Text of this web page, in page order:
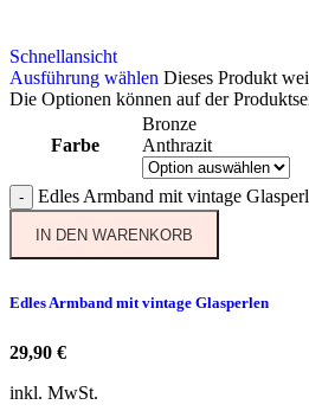
Schnellansicht
Ausführung wählen Dieses Produkt
Die Optionen können auf der
Farbe
Bronze
Anthrazit
- Edles Armband mit vintage
IN DEN WARENKORB
Edles Armband mit vintage Glasperlen
29,90 €
inkl. MwSt.